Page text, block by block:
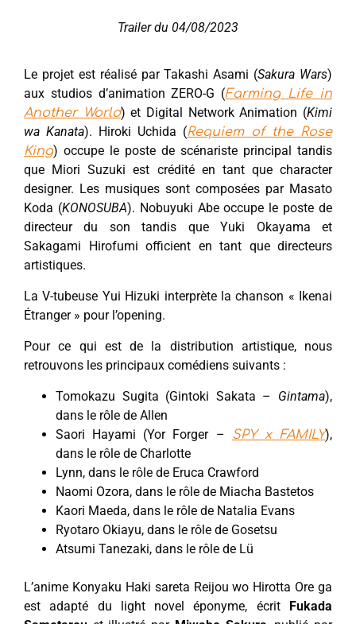
Trailer du 04/08/2023
Le projet est réalisé par Takashi Asami (Sakura Wars)
aux studios d’animation ZERO-G (Farming Life in
Another World) et Digital Network Animation (Kimi
wa Kanata). Hiroki Uchida (Requiem of the Rose
King) occupe le poste de scénariste principal tandis
que Miori Suzuki est crédité en tant que character
designer. Les musiques sont composées par Masato
Koda (KONOSUBA). Nobuyuki Abe occupe le poste de
directeur du son tandis que Yuki Okayama et
Sakagami Hirofumi officient en tant que directeurs
artistiques.
La V-tubeuse Yui Hizuki interprète la chanson « Ikenai
Étranger » pour l’opening.
Pour ce qui est de la distribution artistique, nous
retrouvons les principaux comédiens suivants :
Tomokazu Sugita (Gintoki Sakata – Gintama),
dans le rôle de Allen
Saori Hayami (Yor Forger – SPY x FAMILY),
dans le rôle de Charlotte
Lynn, dans le rôle de Eruca Crawford
Naomi Ozora, dans le rôle de Miacha Bastetos
Kaori Maeda, dans le rôle de Natalia Evans
Ryotaro Okiayu, dans le rôle de Gosetsu
Atsumi Tanezaki, dans le rôle de Lü
L’anime Konyaku Haki sareta Reijou wo Hirotta Ore ga
est adapté du light novel éponyme, écrit
Fukada